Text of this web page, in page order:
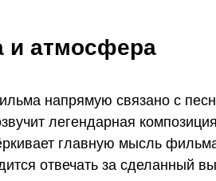
и атмосфера
напрямую связано с
легендарная
главную мысль
отвечать за сделанный